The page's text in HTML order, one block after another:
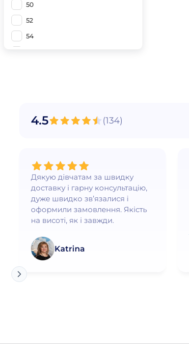
50
52
54
4.5 (134)
Дякую дівчатам за швидку
доставку і гарну консультацію,
дуже швидко зв’язалися і
оформили замовлення. Якість
на висоті, як і завжди.
Katrina